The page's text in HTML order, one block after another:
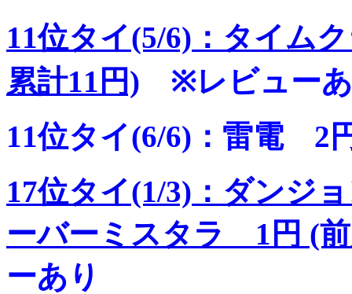
11位タイ(5/6)：タイム
累計11円)
※レビュー
11位タイ(6/6)：雷電 2
17位タイ(1/3)：ダンジ
ーバーミスタラ 1円 (前
ーあり